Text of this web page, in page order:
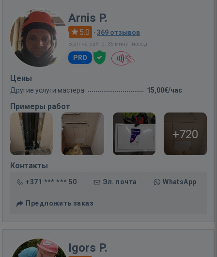
Arnis P.
5.0 · 369 отзывов
Был на сайте: 35 минут назад
PRO
Цены
Другие услуги мастера 15,00€/час
Примеры работ
+720
Контакты
+371 *** *** 50 Эл. почта WhatsApp
Предложить заказ
Igors P.